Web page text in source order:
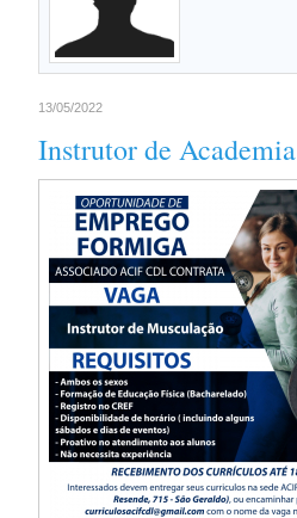
13/05/2022
Instrutor de Academia